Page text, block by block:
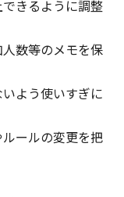
きるように調整
数等のメモを保
よう使いすぎに
ールの変更を把